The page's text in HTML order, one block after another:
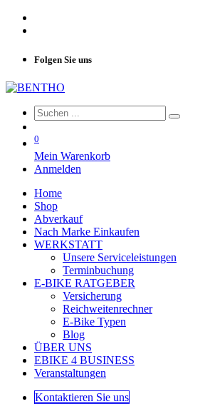
Folgen Sie uns
0
Mein Warenkorb
Anmelden
Home
Shop
Abverkauf
Nach Marke Einkaufen
WERKSTATT
Unsere Serviceleistungen
Terminbuchung
E-BIKE RATGEBER
Versicherung
Reichweitenrechner
E-Bike Typen
Blog
ÜBER UNS
EBIKE 4 BUSINESS
Veranstaltungen
Kontaktieren Sie uns